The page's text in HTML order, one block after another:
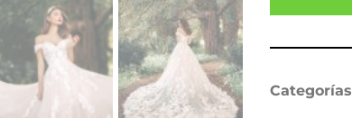
Categorías